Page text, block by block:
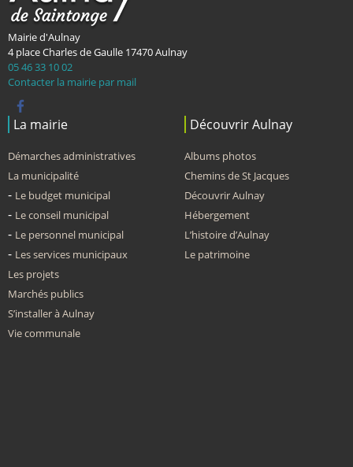
Mairie d'Aulnay
4 place Charles de Gaulle 17470Aulnay
05 46 33 10 02
Contacter la mairie par mail
La mairie
Démarches administratives
La municipalité
Le budget municipal
Le conseil municipal
Le personnel municipal
Les services municipaux
Les projets
Marchés publics
S’installer à Aulnay
Vie communale
Découvrir Aulnay
Albums photos
Chemins de St Jacques
Découvrir Aulnay
Hébergement
L’histoire d’Aulnay
Le patrimoine